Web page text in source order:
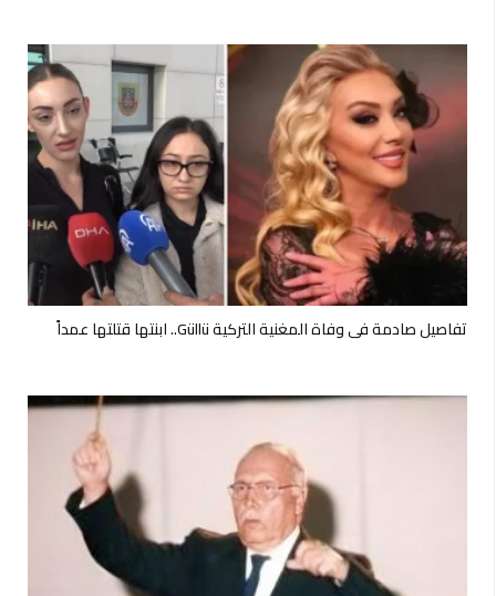
تفاصيل صادمة في وفاة المغنية التركية Güllü.. ابنتها قتلتها عمداً